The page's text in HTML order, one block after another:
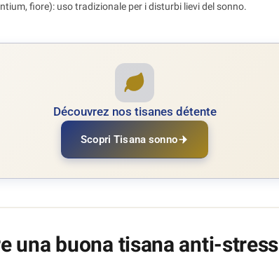
fiore): uso tradizionale per i disturbi lievi del sonno.
Découvrez nos tisanes détente
Scopri Tisana sonno
una buona tisana anti-stress